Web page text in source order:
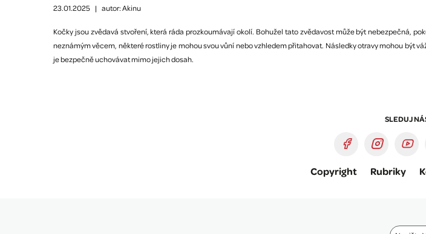
23.01.2025 | autor: Akinu
Kočky jsou zvědavá stvoření, která ráda prozkoumávají okolí. Bohužel tato zvědavost může být nebezpečná,
neznámým věcem, některé rostliny je mohou svou vůní nebo vzhledem přitahovat. Následky otravy mohou být
je bezpečně uchovávat mimo jejich dosah.
SLEDUJ
Copyright Rubriky